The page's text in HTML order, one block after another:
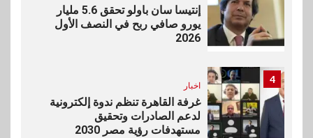
إنتيسا سان باولو تحقق 5.6 مليار
يورو صافي ربح في النصف الأول
2026
4
اخبار
غرفة القاهرة تنظم ندوة إلكترونية
لدعم الصادرات وتحقيق
مستهدفات رؤية مصر 2030